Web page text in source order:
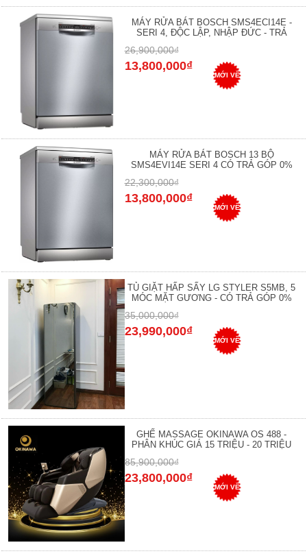
MÁY RỬA BÁT BOSCH SMS4ECI14E -
SERI 4, ĐỘC LẬP, NHẬP ĐỨC - TRẢ
26,900,000₫
13,800,000₫
MỚI VỀ
MÁY RỬA BÁT BOSCH 13 BỘ
SMS4EVI14E SERI 4 CÓ TRẢ GÓP 0%
22,300,000₫
13,800,000₫
MỚI VỀ
TỦ GIẶT HẤP SẤY LG STYLER S5MB, 5
MÓC MẶT GƯƠNG - CÓ TRẢ GÓP 0%
35,000,000₫
23,990,000₫
MỚI VỀ
GHẾ MASSAGE OKINAWA OS 488 -
PHÂN KHÚC GIÁ 15 TRIỆU - 20 TRIỆU
85,900,000₫
23,800,000₫
MỚI VỀ